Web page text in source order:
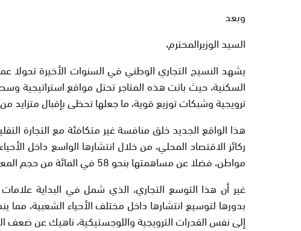
وبعد
السيد الوزيرالمحترم،
يشهد النسيج التجاري الوطني في السنوات الأخيرة تحولا
السكنية، حيث باتت هذه المتاجر تحتل مواقع استراتيجية
ترويجية وشبكات توزيع قوية، ما جعلها تحظى بإقبال
هذا الواقع الجديد خلق منافسة غير متكافئة مع التجارة
مواطن، فضلا عن مساهمتها بنحو 58 في المائة من حجم المعاملات التجارية الداخلية حسب المعطيات الرسمية.
غير أن هذا التوسع التجاري، الذي شمل في البداية
بدورها لتوسيع انتشارها داخل مختلف الأحياء الشعبية، مما
إلى نفس القدرات الترويجية واللوجستيكية، ناهيك عن ضعف